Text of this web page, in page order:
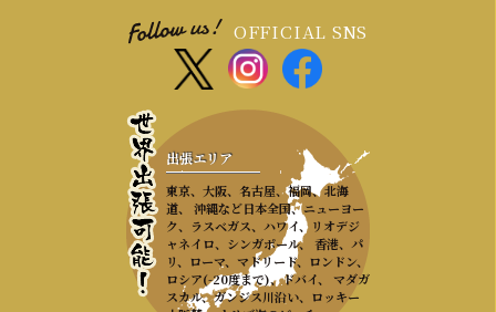
OFFICIAL SNS
出張エリア
東京、大阪、名古屋、福岡、北海
道、 沖縄など日本全国、ニューヨー
ク、ラスベガス、ハワイ、リオデジ
ャネイロ、シンガポール、 香港、パ
リ、ローマ、マドリード、ロンドン、
ロシア(-20度まで)、ドバイ、 マダガ
スカル、ガンジス川沿い、ロッキー